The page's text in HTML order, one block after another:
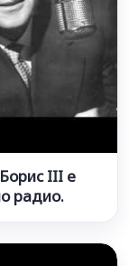
III е
радио.